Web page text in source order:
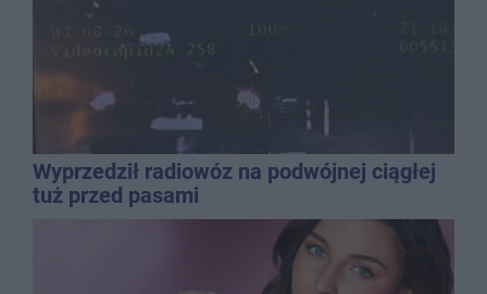
Wyprzedził radiowóz na podwójnej ciągłej
tuż przed pasami